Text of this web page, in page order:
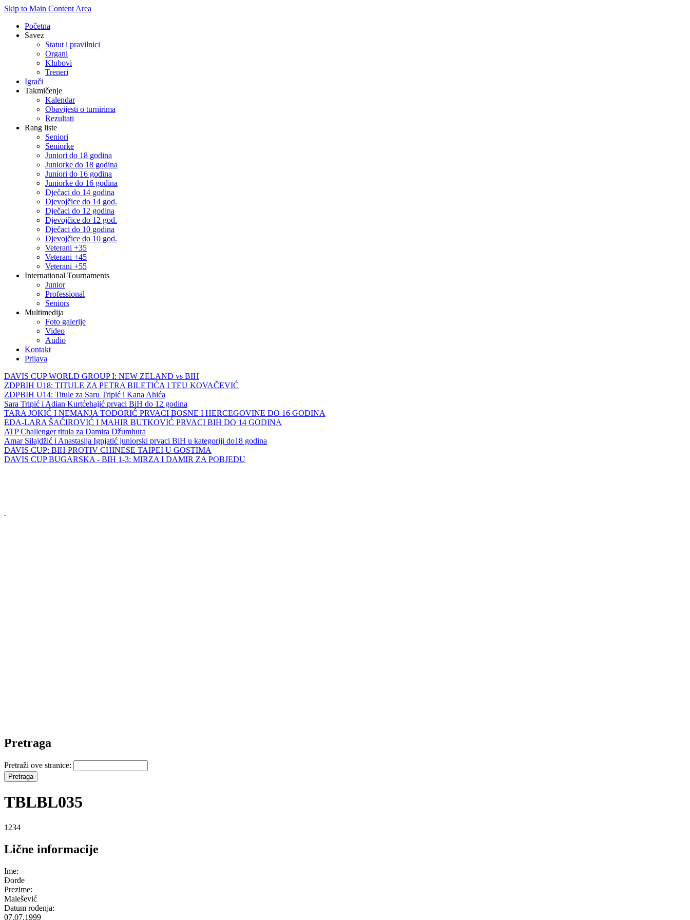
Skip to Main Content Area
Početna
Savez
Statut i pravilnici
Organi
Klubovi
Treneri
Igrači
Takmičenje
Kalendar
Obavijesti o turnirima
Rezultati
Rang liste
Seniori
Seniorke
Juniori do 18 godina
Juniorke do 18 godina
Juniori do 16 godina
Juniorke do 16 godina
Dječaci do 14 godina
Djevojčice do 14 god.
Dječaci do 12 godina
Djevojčice do 12 god.
Dječaci do 10 godina
Djevojčice do 10 god.
Veterani +35
Veterani +45
Veterani +55
International Tournaments
Junior
Professional
Seniors
Multimedija
Foto galerije
Video
Audio
Kontakt
Prijava
DAVIS CUP WORLD GROUP I: NEW ZELAND vs BIH
ZDPBIH U18: TITULE ZA PETRA BILETIĆA I TEU KOVAČEVIĆ
ZDPBIH U14: Titule za Saru Tripić i Kana Ahića
Sara Tripić i Adian Kurtćehajić prvaci BiH do 12 godina
TARA JOKIĆ I NEMANJA TODORIĆ PRVACI BOSNE I HERCEGOVINE DO 16 GODINA
EDA-LARA ŠAĆIROVIĆ I MAHIR BUTKOVIĆ PRVACI BIH DO 14 GODINA
ATP Challenger titula za Damira Džumhura
Amar Silajdžić i Anastasija Ignjatić juniorski prvaci BiH u kategoriji do18 godina
DAVIS CUP: BIH PROTIV CHINESE TAIPEI U GOSTIMA
DAVIS CUP BUGARSKA - BIH 1-3: MIRZA I DAMIR ZA POBJEDU
Pretraga
Pretraži ove stranice:
TBLBL035
1234
Lične informacije
Ime:
Đorđe
Prezime:
Malešević
Datum rođenja:
07.07.1999